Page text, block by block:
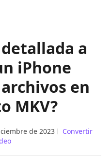
a
iPhone
en
MKV?
de 2023
Convertir